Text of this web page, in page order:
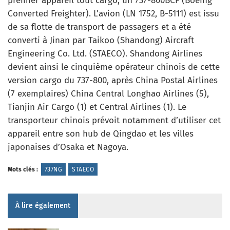
Converted Freighter). L’avion (LN 1752, B-5111) est issu
de sa flotte de transport de passagers et a été
converti à Jinan par Taikoo (Shandong) Aircraft
Engineering Co. Ltd. (STAECO). Shandong Airlines
devient ainsi le cinquième opérateur chinois de cette
version cargo du 737-800, après China Postal Airlines
(7 exemplaires) China Central Longhao Airlines (5),
Tianjin Air Cargo (1) et Central Airlines (1). Le
transporteur chinois prévoit notamment d’utiliser cet
appareil entre son hub de Qingdao et les villes
japonaises d’Osaka et Nagoya.
Mots clés : 737NG STAECO
À lire également